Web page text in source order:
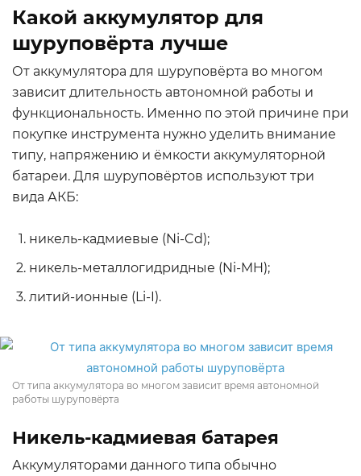
Какой аккумулятор для
шуруповёрта лучше
От аккумулятора для шуруповёрта во многом
зависит длительность автономной работы и
функциональность. Именно по этой причине при
покупке инструмента нужно уделить внимание
типу, напряжению и ёмкости аккумуляторной
батареи. Для шуруповёртов используют три
вида АКБ:
никель-кадмиевые (Ni-Cd);
никель-металлогидридные (Ni-MH);
литий-ионные (Li-I).
От типа аккумулятора во многом зависит время автономной
работы шуруповёрта
Никель-кадмиевая батарея
Аккумуляторами данного типа обычно